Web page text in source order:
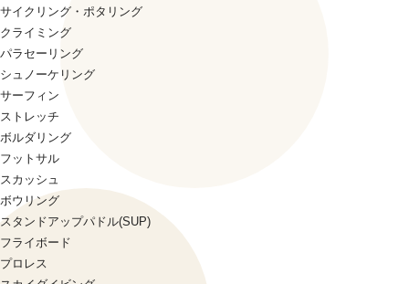
サイクリング・ポタリング
クライミング
パラセーリング
シュノーケリング
サーフィン
ストレッチ
ボルダリング
フットサル
スカッシュ
ボウリング
スタンドアップパドル(SUP)
フライボード
プロレス